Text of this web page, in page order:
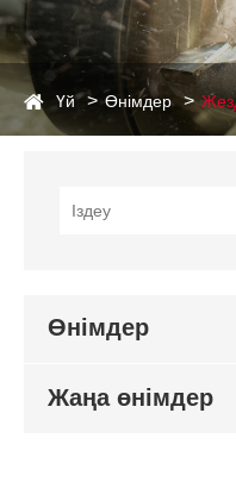
Үй Өнімдер
Өнімдер
Жаңа өнімдер